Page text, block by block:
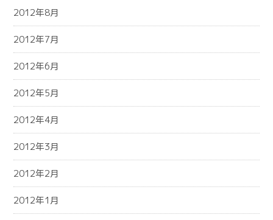
2012年8月
2012年7月
2012年6月
2012年5月
2012年4月
2012年3月
2012年2月
2012年1月